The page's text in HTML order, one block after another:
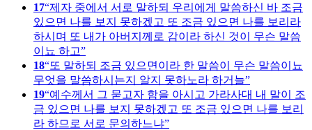
17 제자 중에서 서로 말하되 우리에게 말씀하신 바 조금
있으면 나를 보지 못하겠고 또 조금 있으면 나를 보리라
하시며 또 내가 아버지께로 감이라 하신 것이 무슨 말씀
이뇨 하고
18 또 말하되 조금 있으면이라 한 말씀이 무슨 말씀이뇨
무엇을 말씀하시는지 알지 못하노라 하거늘
19 예수께서 그 묻고자 함을 아시고 가라사대 내 말이 조
금 있으면 나를 보지 못하겠고 또 조금 있으면 나를 보리
라 하므로 서로 문의하느냐